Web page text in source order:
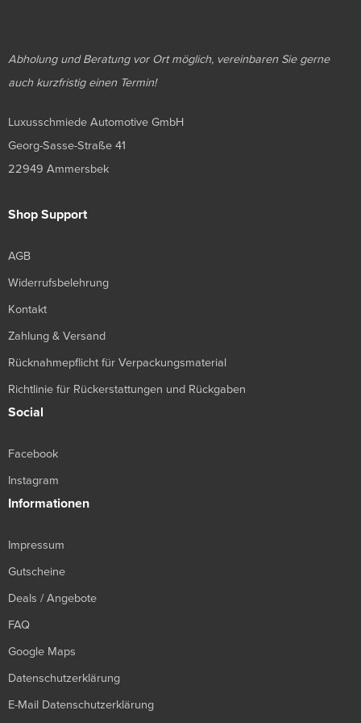
Abholung und Beratung vor Ort möglich, vereinbaren Sie gerne
auch kurzfristig einen Termin!
Luxusschmiede Automotive GmbH
Georg-Sasse-Straße 41
22949 Ammersbek
Shop Support
AGB
Widerrufsbelehrung
Kontakt
Zahlung & Versand
Rücknahmepflicht für Verpackungsmaterial
Richtlinie für Rückerstattungen und Rückgaben
Social
Facebook
Instagram
Informationen
Impressum
Gutscheine
Deals / Angebote
FAQ
Google Maps
Datenschutzerklärung
E-Mail Datenschutzerklärung